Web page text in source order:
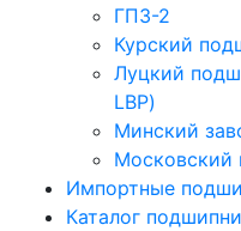
ГПЗ-2
Курский
Луцкий
LBP)
Минский
Московский
Импортные
Каталог